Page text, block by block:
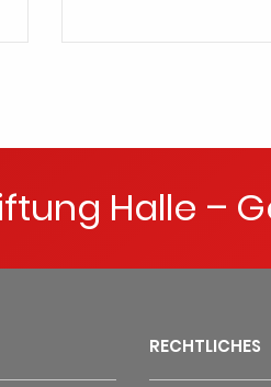
Halle –
RECHTLICHES